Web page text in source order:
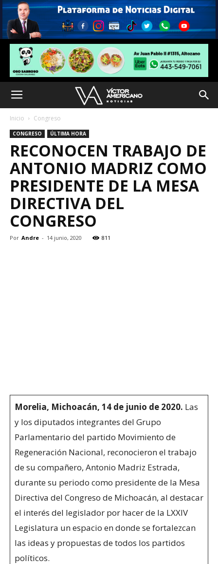
Inicio Congreso
CONGRESO ÚLTIMA HORA
RECONOCEN TRABAJO DE
ANTONIO MADRIZ COMO
PRESIDENTE DE LA MESA
DIRECTIVA DEL
CONGRESO
Por Andre - 14 junio, 2020 811
Morelia, Michoacán, 14 de junio de 2020. Las
y los diputados integrantes del Grupo
Parlamentario del partido Movimiento de
Regeneración Nacional, reconocieron el trabajo
de su compañero, Antonio Madriz Estrada,
durante su periodo como presidente de la Mesa
Directiva del Congreso de Michoacán, al destacar
el interés del legislador por hacer de la LXXIV
Legislatura un espacio en donde se fortalezcan
las ideas y propuestas de todos los partidos
políticos.